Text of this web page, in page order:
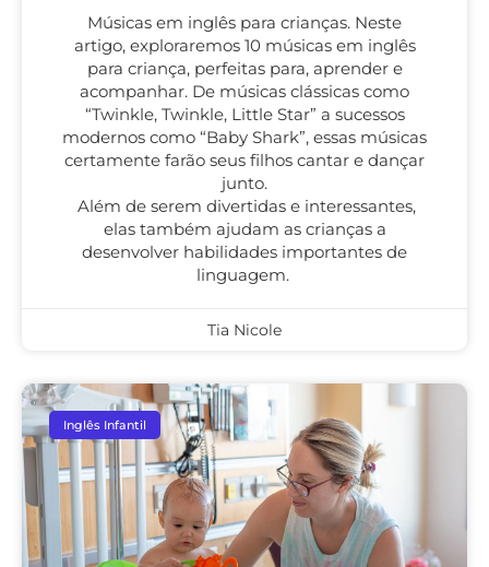
Músicas em inglês para crianças. Neste
artigo, exploraremos 10 músicas em inglês
para criança, perfeitas para, aprender e
acompanhar. De músicas clássicas como
“Twinkle, Twinkle, Little Star” a sucessos
modernos como “Baby Shark”, essas músicas
certamente farão seus filhos cantar e dançar
junto.
Além de serem divertidas e interessantes,
elas também ajudam as crianças a
desenvolver habilidades importantes de
linguagem.
Tia Nicole
Inglês Infantil